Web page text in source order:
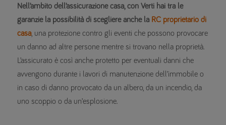
Nell’ambito dell’assicurazione casa, con Verti hai tra le
garanzie la possibilità di scegliere anche la RC proprietario di
casa, una protezione contro gli eventi che possono provocare
un danno ad altre persone mentre si trovano nella proprietà.
L’assicurato è così anche protetto per eventuali danni che
avvengono durante i lavori di manutenzione dell’immobile o
in caso di danno provocato da un albero, da un incendio, da
uno scoppio o da un’esplosione.